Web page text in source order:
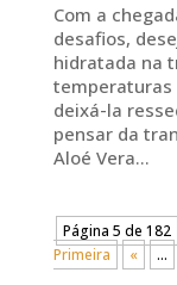
Com a
desafios,
hidratada na
temperaturas
deixá-la
pensar da
Aloé Vera...
Página 5 de 182
Primeira
« ...